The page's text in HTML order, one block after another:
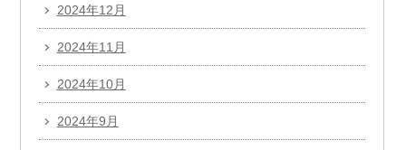
2024年12月
2024年11月
2024年10月
2024年9月